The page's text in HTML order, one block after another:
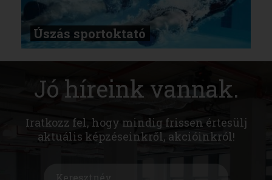
Úszás sportoktató
Jó híreink vannak.
Iratkozz fel, hogy mindig frissen értesülj
aktuális képzéseinkről, akcióinkról!